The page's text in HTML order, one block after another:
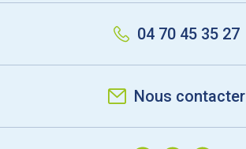
04 70 45 35 27
Nous contacter